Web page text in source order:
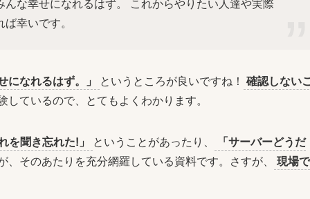
な幸せになれるはず。 これからやりたい人達や実際
幸いです。
になれるはず。」 というところが良いですね！
確認しない
しているので、とてもよくわかります。
を聞き忘れた!」 ということがあったり、
「サーバーどうだ
そのあたりを充分網羅している資料です。さすが、
現場で